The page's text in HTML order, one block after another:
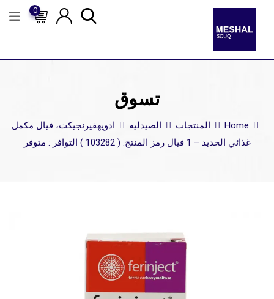
0
تسوق
Home المنتجات الصيدليه ادويهفيرنجيكت، فيال مكمل
غذائي الحديد – 1 فيال رمز المنتج: ( 103282 ) التوافر : متوفر